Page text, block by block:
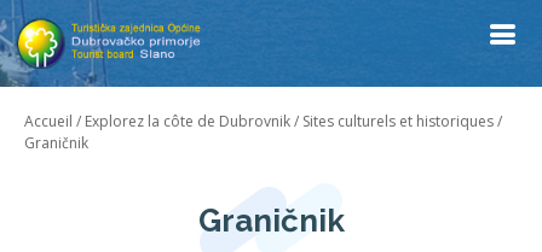
Accueil / Explorez la côte de Dubrovnik/ Sites culturels et historiques/
Graničnik
Graničnik